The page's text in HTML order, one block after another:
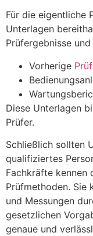
Für die eigentliche
Unterlagen
Prüfergebnisse
Vorherige
Diese Unterlagen
Prüfer.
Schließlich sollten
qualifiziertes
Fachkräfte kennen
Prüfmethoden. Sie
und Messungen
gesetzlichen
genaue und